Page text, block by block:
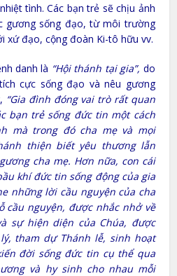
tình. Các bạn trẻ sẽ chịu ảnh
gương sống đạo, từ môi trường
xứ đạo, cộng đoàn Ki-tô hữu vv.
danh là “Hội thánh tại gia”, do
cực sống đạo và nêu gương
“Gia đình đóng vai trò rất quan
bạn trẻ sống đức tin một cách
mà trong đó cha mẹ và mọi
thiện biết yêu thương lẫn
cha mẹ. Hơn nữa, con cái
khí đức tin sống động của gia
những lời cầu nguyện của cha
cầu nguyện, được nhắc nhở về
sự hiện diện của Chúa, được
tham dự Thánh lễ, sinh hoạt
đời sống đức tin cụ thể qua
và hy sinh cho nhau mỗi